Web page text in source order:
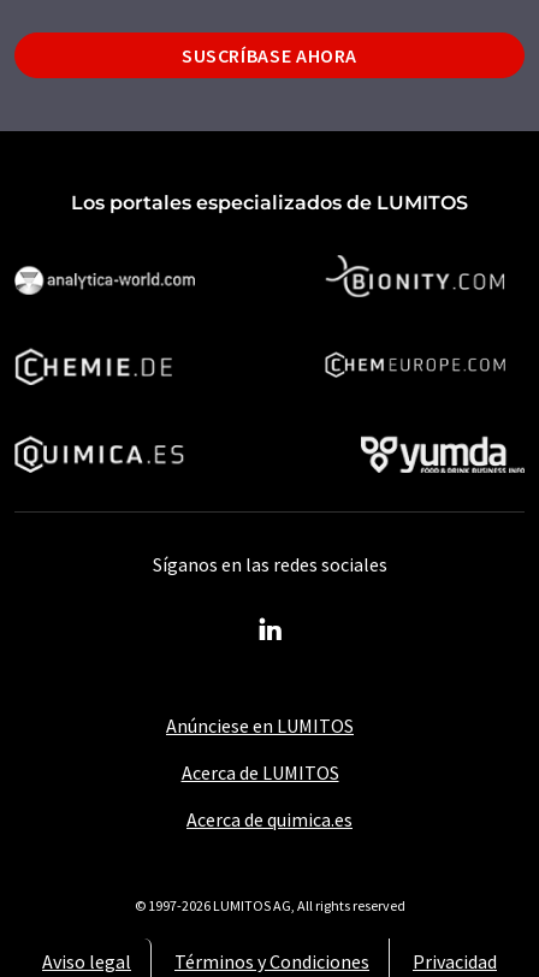
SUSCRÍBASE AHORA
Los portales especializados de LUMITOS
Anúnciese en LUMITOS
Acerca de LUMITOS
Acerca de quimica.es
Aviso legal Términos y Condiciones Privacidad
Síganos en las redes sociales
© 1997-2026 LUMITOS AG, All rights reserved